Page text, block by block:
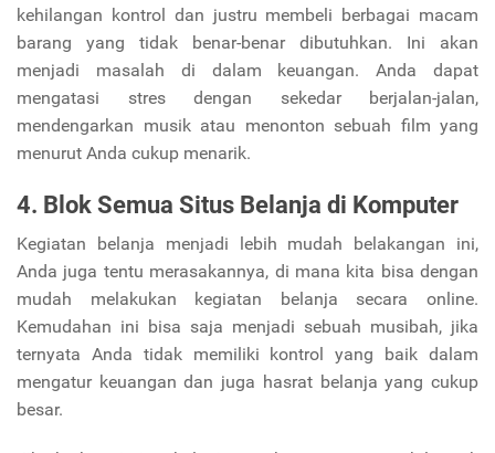
kehilangan kontrol dan justru membeli berbagai macam
barang yang tidak benar-benar dibutuhkan. Ini akan
menjadi masalah di dalam keuangan. Anda dapat
mengatasi stres dengan sekedar berjalan-jalan,
mendengarkan musik atau menonton sebuah film yang
menurut Anda cukup menarik.
4. Blok Semua Situs Belanja di Komputer
Kegiatan belanja menjadi lebih mudah belakangan ini,
Anda juga tentu merasakannya, di mana kita bisa dengan
mudah melakukan kegiatan belanja secara online.
Kemudahan ini bisa saja menjadi sebuah musibah, jika
ternyata Anda tidak memiliki kontrol yang baik dalam
mengatur keuangan dan juga hasrat belanja yang cukup
besar.